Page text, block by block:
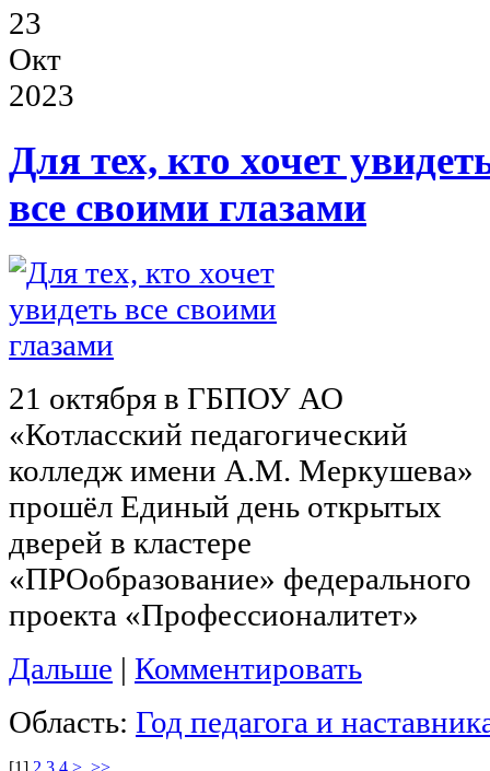
23
Окт
2023
Для тех, кто хочет
все своими глазами
21 октября в ГБПОУ АО
«Котласский педагогический
колледж имени А.М. Меркушева»
прошёл Единый день открытых
дверей в кластере
«ПРОобразование» федерального
проекта «Профессионалитет»
Дальше | Комментировать
Область: Год педагога и
[1] 2 3 4 > >>